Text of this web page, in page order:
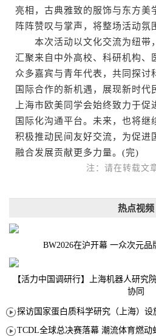
亮相，古典雅致的服饰与东方美
阵阵赞叹与掌声，将整场活动氛
本次活动以文化交流为纽带，
汇聚来自中外高校、科研机构、
众多嘉宾与青年代表，共同探讨
国际合作的新机遇，展现新时代
上海市欧美同学会始终致力于
国际化沟通平台。未来，也将继
积极推动民间友好交流，为促进
融合发展贡献更多力量。(完)
注：请在转载文
热点视频
BW2026在沪开幕 一众次元品
【活力中国调研行】上海机器人研究
协同
TCDL全球总决赛落幕 潮流体育燃动